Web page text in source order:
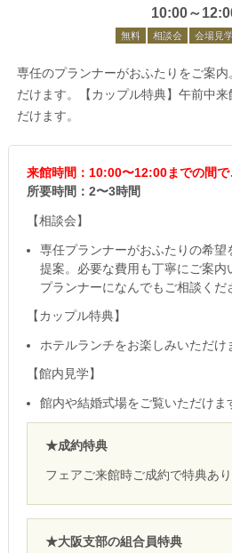
10:00～
無料 相談会 会場見
専任のプランナーがおふたりをご案
だけます。【カップル特典】午前中
だけます。
来館時間：10:00〜12:00までの間で
所要時間：2〜3時間
【相談会】
専任プランナーがおふたりの希望
提案。必要な費用も丁寧にご案内
プランナーになんでもご相談くだ
【カップル特典】
ホテルランチをお楽しみいただけ
【館内見学】
館内や結婚式場をご覧いただけま
★成約特典
フェアご来館時ご成約で特典あり
★大阪支部の組合員特典